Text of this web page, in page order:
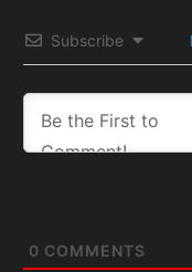
Subscribe
0 COMMENTS